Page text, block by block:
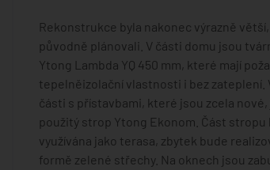
Rekonstrukce byla nakonec výrazně
původně plánovali. V části domu jsou
Ytong Lambda YQ 450 mm, které mají
tepelněizolační vlastnosti i bez zateplení.
části s přístavbami, které jsou zcela nové,
použitý strop Ytong Ekonom. Část stropu
využívána jako terasa, zbytek bude
formě zelené střechy. Na oknech jsou